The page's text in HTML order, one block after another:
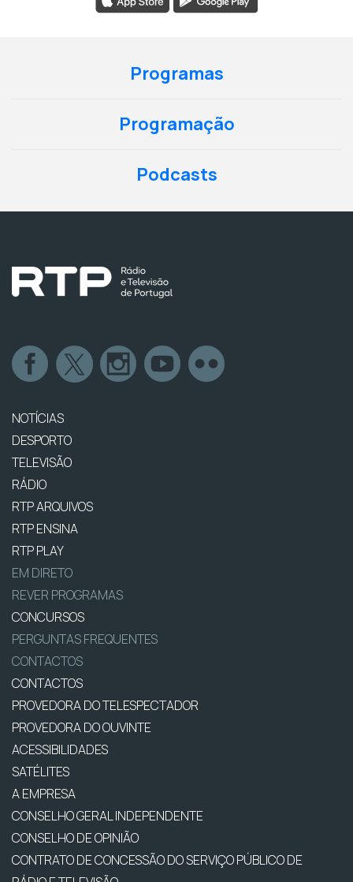
Programas
Programação
Podcasts
NOTÍCIAS
DESPORTO
TELEVISÃO
RÁDIO
RTP ARQUIVOS
RTP ENSINA
RTP PLAY
EM DIRETO
REVER PROGRAMAS
CONCURSOS
PERGUNTAS FREQUENTES
CONTACTOS
CONTACTOS
PROVEDORA DO TELESPECTADOR
PROVEDORA DO OUVINTE
ACESSIBILIDADES
SATÉLITES
A EMPRESA
CONSELHO GERAL INDEPENDENTE
CONSELHO DE OPINIÃO
CONTRATO DE CONCESSÃO DO SERVIÇO PÚBLICO DE